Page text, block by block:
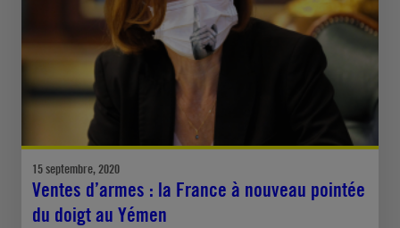
15 septembre, 2020
Ventes d’armes : la France à nouveau pointée
du doigt au Yémen